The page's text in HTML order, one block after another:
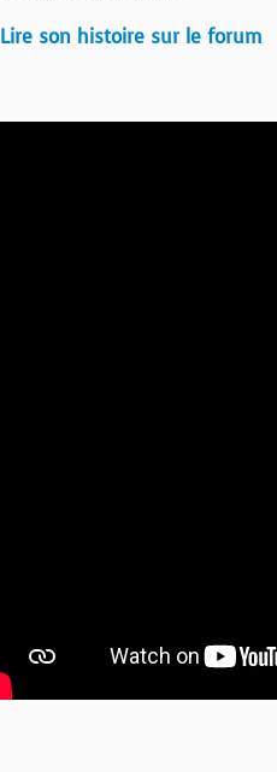
Lire son histoire sur le forum